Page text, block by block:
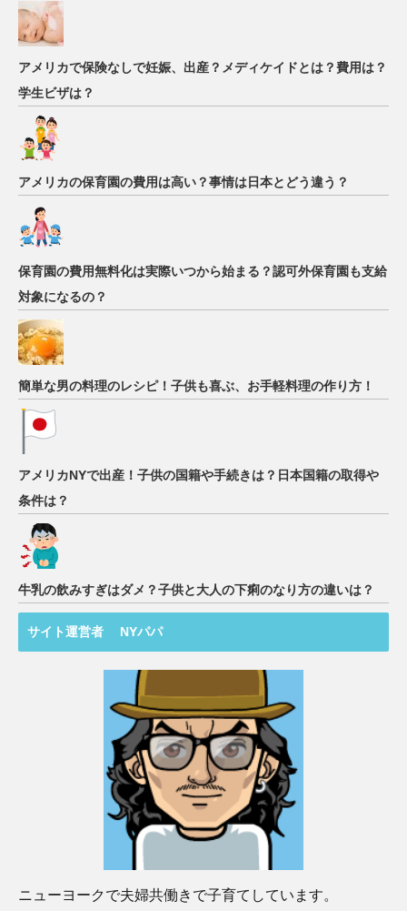
アメリカで保険なしで妊娠、出産？メディケイドとは？費用は？
学生ビザは？
アメリカの保育園の費用は高い？事情は日本とどう違う？
保育園の費用無料化は実際いつから始まる？認可外保育園も支給
対象になるの？
簡単な男の料理のレシピ！子供も喜ぶ、お手軽料理の作り方！
アメリカNYで出産！子供の国籍や手続きは？日本国籍の取得や
条件は？
牛乳の飲みすぎはダメ？子供と大人の下痢のなり方の違いは？
サイト運営者 NYパパ
ニューヨークで夫婦共働きで子育てしています。